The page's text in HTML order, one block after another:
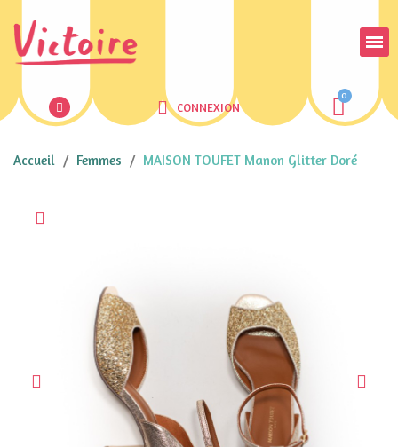
CONNEXION
Accueil Femmes MAISON TOUFET Manon Glitter Doré